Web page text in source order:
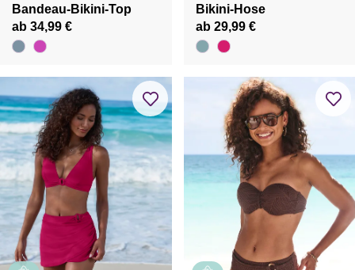
Bandeau-Bikini-Top
ab 34,99 €
Bikini-Hose
ab 29,99 €